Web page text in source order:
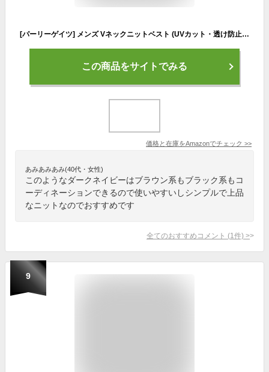
[パーリーゲイツ] メンズ Vネックニットベスト (UVカット・透け防止・遮熱) / ゴルフ / 053-3173201 120_ダークネイビー 6 [LL]
この商品をサイトでみる
価格と在庫をAmazonでチェック >>
あみあみあみ(40代・女性)
このようなダークネイビーはブラウン系もブラック系もコ
ーディネーションできるので使いやすいしシンプルで上品
なニットなのでおすすめです
全てのおすすめコメント (1 件) >
9